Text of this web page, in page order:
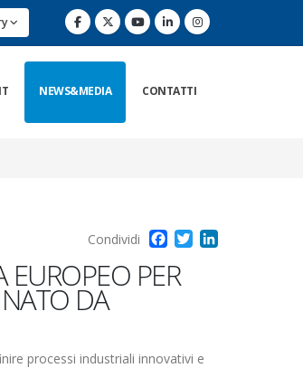
NEWS&MEDIA CONTATTI
Facebook
Twitter
Condividi
EUROPEO PER
DA
processi industriali innovativi e